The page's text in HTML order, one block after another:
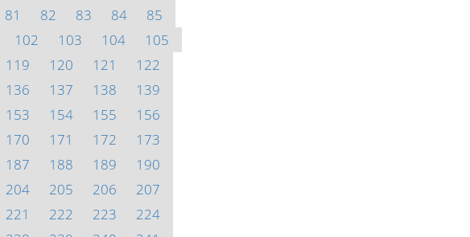
81 82 83 84
85
102 103 104
105
119 120 121
122
136 137 138
139
153 154 155
156
170 171 172
173
187 188 189
190
204 205 206
207
221 222 223
224